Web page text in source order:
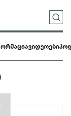
ვიდეოები